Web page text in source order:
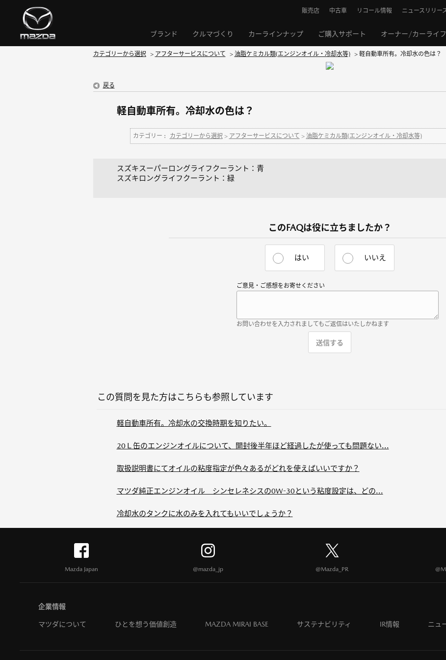
ブランド クルマづくり カーラインナップ ご購入サポート オーナー/カーライフ
販売店 中古車 リコール情報 ニュースリリー
カテゴリーから選択 > アフターサービスについて > 油脂ケミカル類(エンジンオイル・冷却水等) > 軽自動車所有。冷却水の色は？
戻る
軽自動車所有。冷却水の色は？
カテゴリー : カテゴリーから選択 > アフターサービスについて > 油脂ケミカル類(エンジンオイル・冷却水等)
スズキスーパーロングライフクーラント：青
スズキロングライフクーラント：緑
このFAQは役に立ちましたか？
はい いいえ
ご意見・ご感想をお寄せください
お問い合わせを入力されましてもご返信はいたしかねます
この質問を見た方はこちらも参照しています
軽自動車所有。冷却水の交換時期を知りたい。
20Ｌ缶のエンジンオイルについて、開封後半年ほど経過したが使っても問題ない...
取扱説明書にてオイルの粘度指定が色々あるがどれを使えばいいですか？
マツダ純正エンジンオイル シンセレネシスの0W-30という粘度設定は、どの...
冷却水のタンクに水のみを入れてもいいでしょうか？
Mazda Japan @mazda_jp @Mazda_PR
企業情報
マツダについて ひとを想う価値創造 MAZDA MIRAI BASE サステナビリティ IR情報 ニュ